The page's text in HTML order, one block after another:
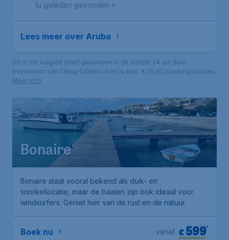
1u geleden gevonden •
Lees meer over Aruba
Dit is het laagste tarief gevonden in de laatste 24 uur door
bezoekers van CheapTickets.nl en is excl. € 29,90 boekingskosten.
Meer info
Bonaire
Bonaire staat vooral bekend als duik- en
snorkellocatie, maar de baaien zijn ook ideaal voor
windsurfers. Geniet hier van de rust en de natuur.
Boek nu €599*
vanaf